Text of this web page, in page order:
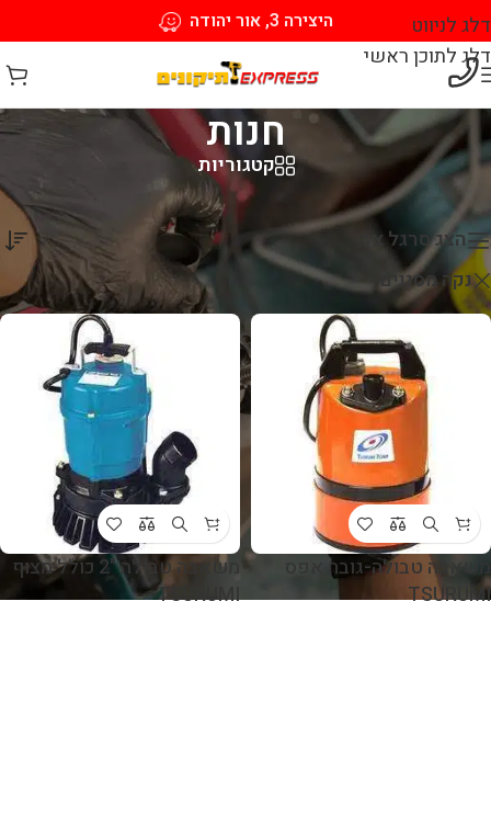
דלג לניווט
דלג לתוכן ראשי
היצירה 3, אור יהודה
חנות
קטגוריות
עמוד הבית/חנות מציגים את כל ⁦2⁩ התוצאות
הצג סרגל צד
נקה מסננים TSURUMI
משאבה טבולה-גובה אפס
TSURUMI
משאבה טבולה "2 כולל מצוף
TSURUMI